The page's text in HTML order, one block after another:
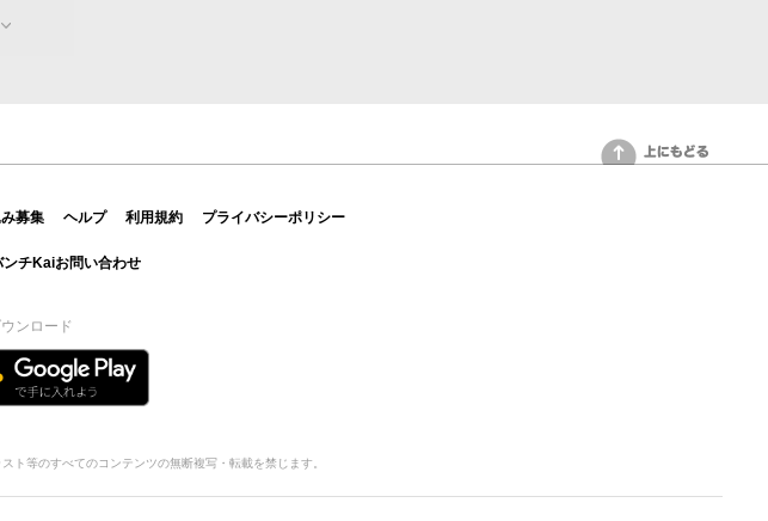
上にもどる
募集 ヘルプ 利用規約 プライバシーポリシー
ンチKaiお問い合わせ
ンロード
等のすべてのコンテンツの無断複写・転載を禁じます。